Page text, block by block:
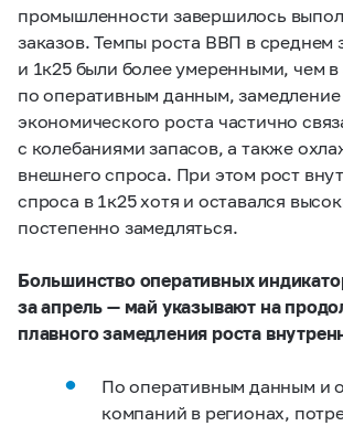
промышленности завершилось
заказов. Темпы роста ВВП в среднем
и 1к25 были более умеренными, чем в
по оперативным данным, замедление
экономического роста частично
с колебаниями запасов, а также
внешнего спроса. При этом рост
спроса в 1к25 хотя и оставался
постепенно замедляться.
Большинство оперативных
за апрель — май указывают на
плавного замедления роста
По оперативным данным и
компаний в регионах,